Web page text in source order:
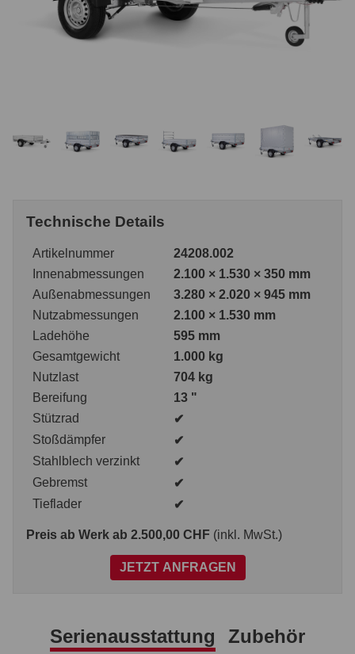
Technische Details
Artikelnummer
24208.002
Innenabmessungen
2.100 × 1.530 × 350 mm
Außenabmessungen
3.280 × 2.020 × 945 mm
Nutzabmessungen
2.100 × 1.530 mm
Ladehöhe
595 mm
Gesamtgewicht
1.000 kg
Nutzlast
704 kg
Bereifung
13 "
Stützrad
✔
Stoßdämpfer
✔
Stahlblech verzinkt
✔
Gebremst
✔
Tieflader
✔
Preis ab Werk ab 2.500,00 CHF (inkl. MwSt.)
JETZT ANFRAGEN
Serienausstattung Zubehör